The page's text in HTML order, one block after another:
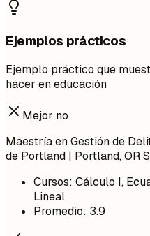
Ejemplos prácticos
Ejemplo práctico que
hacer en educación
Mejor no
Maestría en Gestión de
de Portland | Portland, OR
Cursos: Cálculo I,
Lineal
Promedio: 3.9